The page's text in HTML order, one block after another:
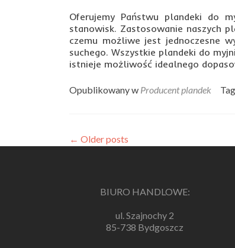
Oferujemy Państwu plandeki do
stanowisk. Zastosowanie naszych
czemu możliwe jest jednoczesne
suchego. Wszystkie plandeki do
istnieje możliwość idealnego
Opublikowany w Producent plandek
← Older posts
BIURO HANDLOWE:
ul. Szajnochy 2
85-738 Bydgoszcz